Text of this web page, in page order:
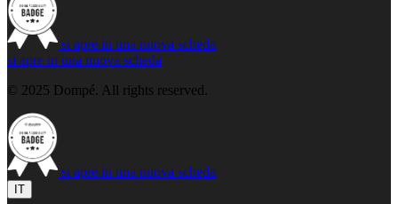
si apre in una nuova scheda
si apre in una nuova scheda
© 2025 Dompé. All rights reserved.
si apre in una nuova scheda
IT